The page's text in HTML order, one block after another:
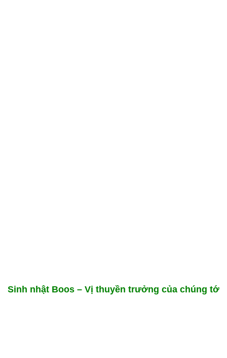
Sinh nhật Boos – Vị thuyền trưởng của chúng tớ